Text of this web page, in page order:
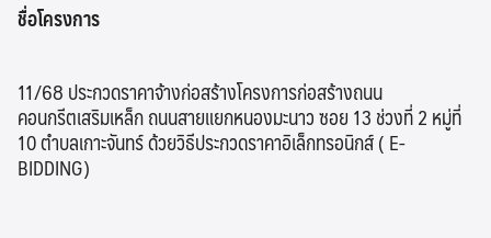
ชื่อโครงการ
11/68 ประกวดราคาจ้างก่อสร้างโครงการก่อสร้างถนน
คอนกรีตเสริมเหล็ก ถนนสายแยกหนองมะนาว ซอย 13 ช่วงที่ 2 หมู่ที่
10 ตำบลเกาะจันทร์ ด้วยวิธีประกวดราคาอิเล็กทรอนิกส์ ( E-
BIDDING)